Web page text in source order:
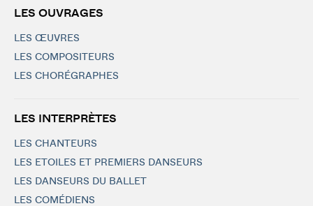
LES OUVRAGES
LES ŒUVRES
LES COMPOSITEURS
LES CHORÉGRAPHES
LES INTERPRÈTES
LES CHANTEURS
LES ETOILES ET PREMIERS DANSEURS
LES DANSEURS DU BALLET
LES COMÉDIENS